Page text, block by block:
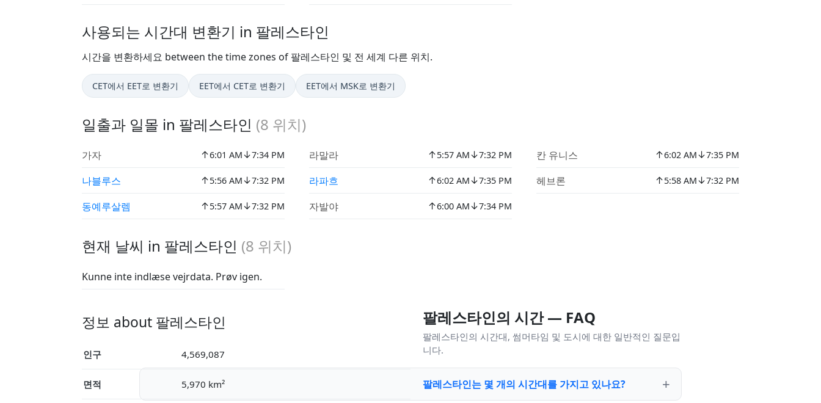
사용되는 시간대 변환기 in 팔레스타인
시간을 변환하세요 between the time zones of 팔레스타인 및 전 세계 다른 위치.
CET에서 EET로 변환기 EET에서 CET로 변환기 EET에서 MSK로 변환기
일출과 일몰 in 팔레스타인 (8 위치)
가자 ↑6:01 AM↓7:34 PM
나블루스 ↑5:56 AM↓7:32 PM
동예루살렘 ↑5:57 AM↓7:32 PM
라말라 ↑5:57 AM↓7:32 PM
라파흐 ↑6:02 AM↓7:35 PM
자발야 ↑6:00 AM↓7:34 PM
칸 유니스 ↑6:02 AM↓7:35 PM
헤브론 ↑5:58 AM↓7:32 PM
현재 날씨 in 팔레스타인 (8 위치)
Kunne inte indlæse vejrdata. Prøv igen.
정보 about 팔레스타인
인구 4,569,087
면적 5,970 km²
팔레스타인의 시간 — FAQ
팔레스타인의 시간대, 썸머타임 및 도시에 대한 일반적인 질문입
니다.
팔레스타인는 몇 개의 시간대를 가지고 있나요?